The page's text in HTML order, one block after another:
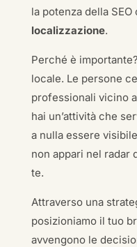
la potenza della
localizzazione.
Perché è
locale. Le persone
professionali vicino
hai un’attività che
a nulla essere
non appari nel radar
te.
Attraverso una
posizioniamo il tuo
avvengono le